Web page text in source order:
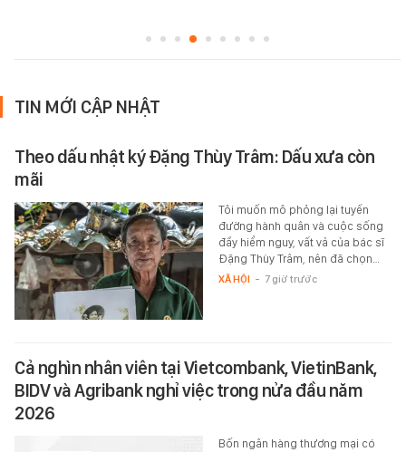
TIN MỚI CẬP NHẬT
Theo dấu nhật ký Đặng Thùy Trâm: Dấu xưa còn
mãi
Tôi muốn mô phỏng lại tuyến
đường hành quân và cuộc sống
đầy hiểm nguy, vất vả của bác sĩ
Đặng Thùy Trâm, nên đã chọn…
XÃ HỘI - 7 giờ trước
Cả nghìn nhân viên tại Vietcombank, VietinBank,
BIDV và Agribank nghỉ việc trong nửa đầu năm
2026
Bốn ngân hàng thương mại có